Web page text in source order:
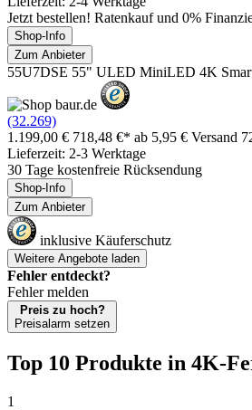
Jetzt bestellen! Ratenkauf und 0%
Shop-Info
Zum Anbieter
55U7DSE 55" ULED MiniLED 4K
(32.269)
1.199,00 € 718,48 €* ab 5,95 € Versand
Lieferzeit: 2-3 Werktage
30 Tage kostenfreie Rücksendung
Shop-Info
Zum Anbieter
inklusive Käuferschutz
Weitere Angebote laden
Fehler entdeckt?
Fehler melden
Preis zu hoch?
Preisalarm setzen
Top 10 Produkte in 4K-
1